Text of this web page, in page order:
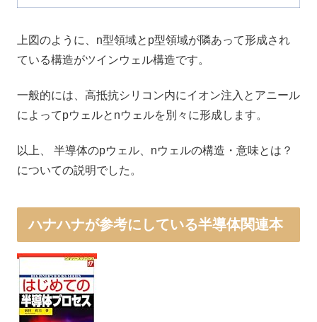
上図のように、n型領域とp型領域が隣あって形成され
ている構造がツインウェル構造です。
一般的には、高抵抗シリコン内にイオン注入とアニール
によってpウェルとnウェルを別々に形成します。
以上、 半導体のpウェル、nウェルの構造・意味とは？
についての説明でした。
ハナハナが参考にしている半導体関連本